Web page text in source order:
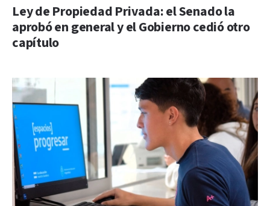
Ley de Propiedad Privada: el Senado la
aprobó en general y el Gobierno cedió otro
capítulo